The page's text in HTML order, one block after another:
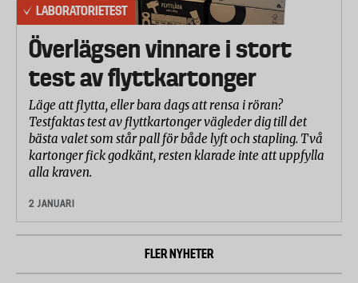
LABORATORIETEST
Överlägsen vinnare i stort
test av flyttkartonger
Läge att flytta, eller bara dags att rensa i röran?
Testfaktas test av flyttkartonger vägleder dig till det
bästa valet som står pall för både lyft och stapling. Två
kartonger fick godkänt, resten klarade inte att uppfylla
alla kraven.
2 JANUARI
FLER NYHETER